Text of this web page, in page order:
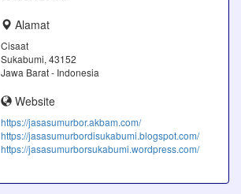
Alamat
Cisaat
Sukabumi, 43152
Jawa Barat - Indonesia
Website
https://jasasumurbor.akbam.com/
https://jasasumurbordisukabumi.blogspot.com/
https://jasasumurborsukabumi.wordpress.com/